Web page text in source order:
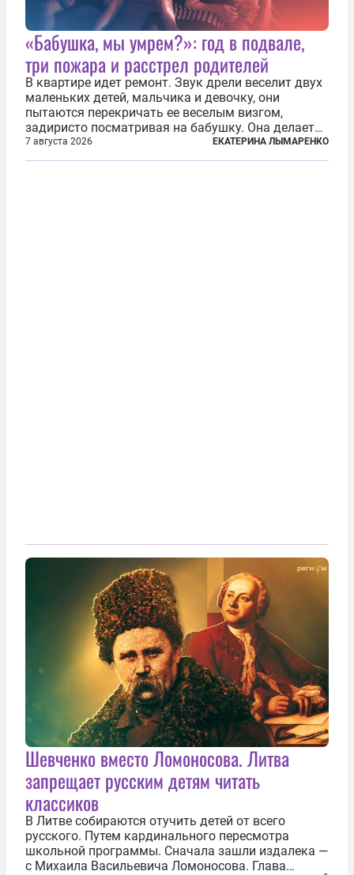
«Бабушка, мы умрем?»: год в подвале,
три пожара и расстрел родителей
В квартире идет ремонт. Звук дрели веселит двух
маленьких детей, мальчика и девочку, они
пытаются перекричать ее веселым визгом,
задиристо посматривая на бабушку. Она делает
им замечание, но внуки чувствуют, что она
сердится невсерьез. И это правда: дрель, конечно,
7 августа 2026 ЕКАТЕРИНА ЛЫМАРЕНКО
Шевченко вместо Ломоносова. Литва
запрещает русским детям читать
классиков
В Литве собираются отучить детей от всего
русского. Путем кардинального пересмотра
школьной программы. Сначала зашли издалека —
с Михаила Васильевича Ломоносова. Глава